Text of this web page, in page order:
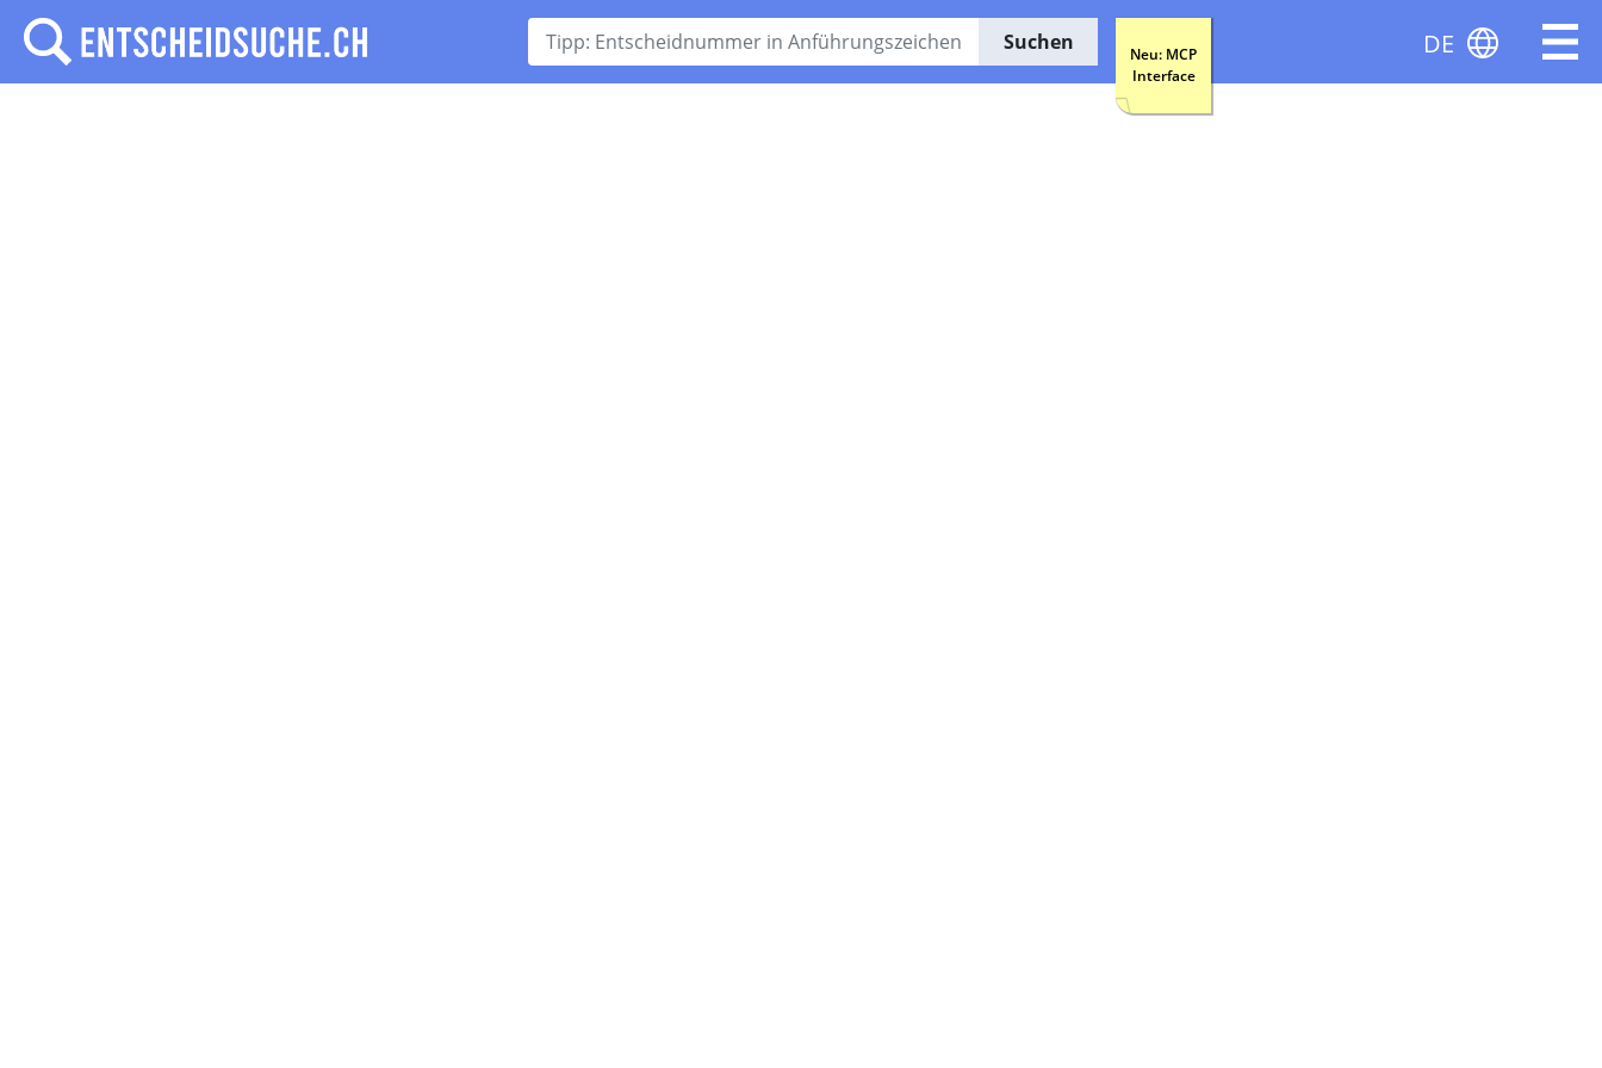
Suchen
Neu: MCP
Interface
DE